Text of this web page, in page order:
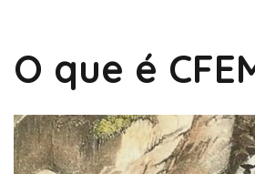
O que é